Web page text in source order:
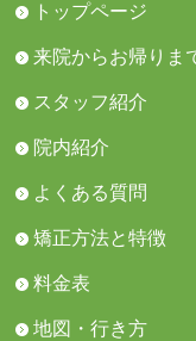
トップページ
来院からお帰りま
スタッフ紹介
院内紹介
よくある質問
矯正方法と特徴
料金表
地図・行き方